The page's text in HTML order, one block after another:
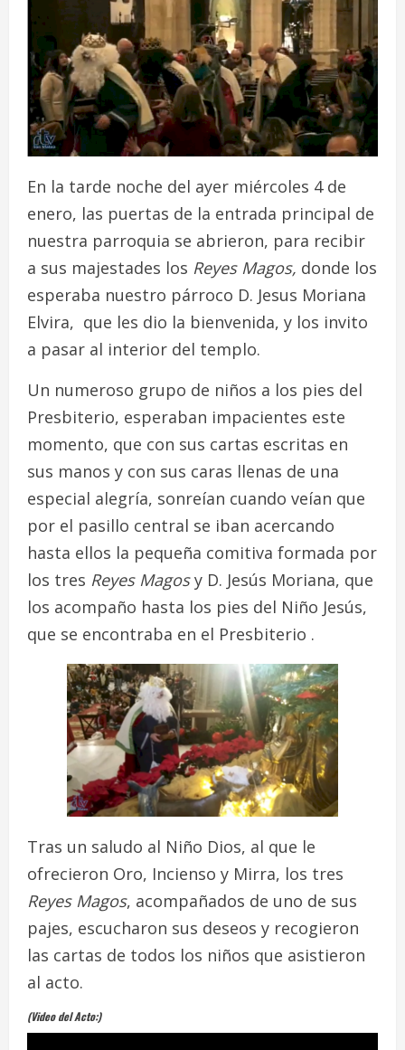
En la tarde noche del ayer miércoles 4 de
enero, las puertas de la entrada principal de
nuestra parroquia se abrieron, para recibir
a sus majestades los Reyes Magos, donde los
esperaba nuestro párroco D. Jesus Moriana
Elvira, que les dio la bienvenida, y los invito
a pasar al interior del templo.
Un numeroso grupo de niños a los pies del
Presbiterio, esperaban impacientes este
momento, que con sus cartas escritas en
sus manos y con sus caras llenas de una
especial alegría, sonreían cuando veían que
por el pasillo central se iban acercando
hasta ellos la pequeña comitiva formada por
los tres Reyes Magosy D. Jesús Moriana, que
los acompaño hasta los pies del Niño Jesús,
que se encontraba en el Presbiterio .
Tras un saludo al Niño Dios, al que le
ofrecieron Oro, Incienso y Mirra, los tres
Reyes Magos, acompañados de uno de sus
pajes, escucharon sus deseos y recogieron
las cartas de todos los niños que asistieron
al acto.
(Video del Acto:)